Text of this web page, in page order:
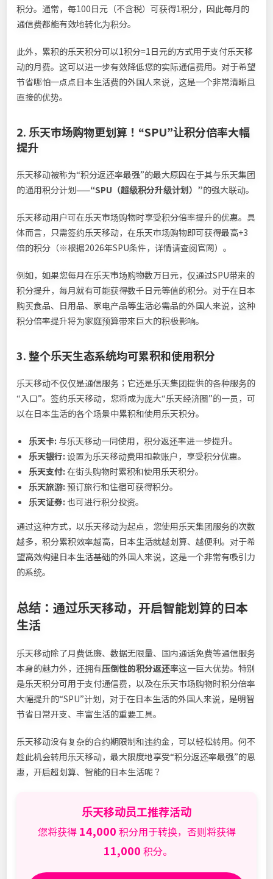
积分。通常，每100日元（不含税）可获得1积分，因此每月的
通信费都能有效地转化为积分。
此外，累积的乐天积分可以1积分=1日元的方式用于支付乐天移
动的月费。这可以进一步有效降低您的实际通信费用。对于希望
节省哪怕一点点日本生活费的外国人来说，这是一个非常清晰且
直接的优势。
2. 乐天市场购物更划算！“SPU”让积分倍率大幅
提升
乐天移动被称为“积分返还率最强”的最大原因在于其与乐天集团
的通用积分计划——“SPU（超级积分升级计划）”的强大联动。
乐天移动用户可在乐天市场购物时享受积分倍率提升的优惠。具
体而言，只需签约乐天移动，在乐天市场购物即可获得最高+3
倍的积分（※根据2026年SPU条件，详情请查阅官网）。
例如，如果您每月在乐天市场购物数万日元，仅通过SPU带来的
积分提升，每月就有可能获得数千日元等值的积分。对于在日本
购买食品、日用品、家电产品等生活必需品的外国人来说，这种
积分倍率提升将为家庭预算带来巨大的积极影响。
3. 整个乐天生态系统均可累积和使用积分
乐天移动不仅仅是通信服务；它还是乐天集团提供的各种服务的
“入口”。签约乐天移动，您将成为庞大“乐天经济圈”的一员，可
以在日本生活的各个场景中累积和使用乐天积分。
乐天卡: 与乐天移动一同使用，积分返还率进一步提升。
乐天银行: 设置为乐天移动费用扣款账户，享受积分优惠。
乐天支付: 在街头购物时累积和使用乐天积分。
乐天旅游: 预订旅行和住宿可获得积分。
乐天证券: 也可进行积分投资。
通过这种方式，以乐天移动为起点，您使用乐天集团服务的次数
越多，积分累积效率越高，日本生活就越划算、越便利。对于希
望高效构建日本生活基础的外国人来说，这是一个非常有吸引力
的系统。
总结：通过乐天移动，开启智能划算的日本
生活
乐天移动除了月费低廉、数据无限量、国内通话免费等通信服务
本身的魅力外，还拥有压倒性的积分返还率这一巨大优势。特别
是乐天积分可用于支付通信费，以及在乐天市场购物时积分倍率
大幅提升的“SPU”计划，对于在日本生活的外国人来说，是明智
节省日常开支、丰富生活的重要工具。
乐天移动没有复杂的合约期限制和违约金，可以轻松转用。何不
趁此机会转用乐天移动，最大限度地享受“积分返还率最强”的恩
惠，开启超划算、智能的日本生活呢？
乐天移动员工推荐活动
您将获得 14,000 积分用于转换，否则将获得
11,000 积分。